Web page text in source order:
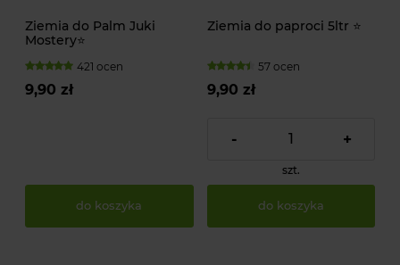
Ziemia do Palm Juki
Mostery⭐
421 ocen
9,90 zł
do koszyka
Ziemia do paproci 5ltr ⭐
57 ocen
9,90 zł
- +
szt.
do koszyka